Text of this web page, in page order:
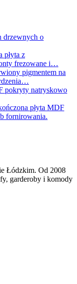
drzewnych o
płyta z
frezowane i…
pigmentem na
pokryty natryskowo
płyta MDF
fornirowania.
Łódzkim. Od 2008
garderoby i komody